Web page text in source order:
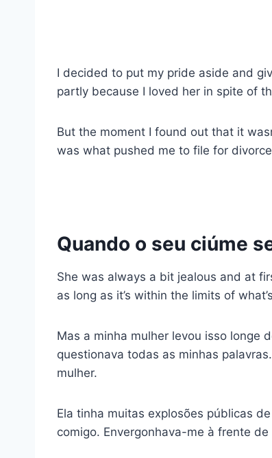
I decided to put my pride aside and
partly because I loved her in spite of
But the moment I found out that it
was what pushed me to file for
Quando o seu ciúme
She was always a bit jealous and at
as long as it’s within the limits of
Mas a minha mulher levou isso longe
questionava todas as minhas
mulher.
Ela tinha muitas explosões públicas
comigo. Envergonhava-me à frente